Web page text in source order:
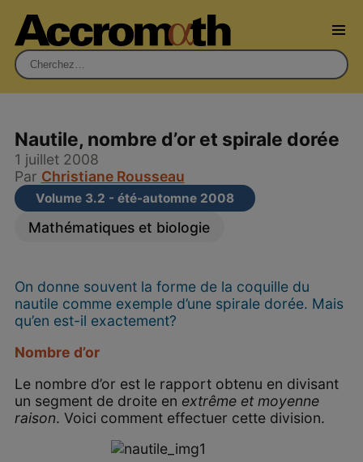
Rechercher :
Nautile, nombre d’or et spirale dorée
1 juillet 2008
Par Christiane Rousseau
Volume 3.2 - été-automne 2008
Mathématiques et biologie
On donne souvent la forme de la coquille du
nautile comme exemple d’une spirale dorée. Mais
qu’en est-il exactement?
Nombre d’or
Le nombre d’or est le rapport obtenu en divisant
un segment de droite en extrême et moyenne
raison. Voici comment effectuer cette division.